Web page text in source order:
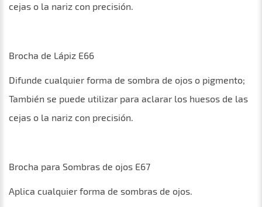
cejas o la nariz con precisión.
Brocha de Lápiz E66
Difunde cualquier forma de sombra de ojos o pigmento;
También se puede utilizar para aclarar los huesos de las
cejas o la nariz con precisión.
Brocha para Sombras de ojos E67
Aplica cualquier forma de sombras de ojos.